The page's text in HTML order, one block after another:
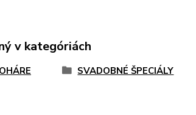
v kategóriách
SVADOBNÉ ŠPECIÁLY